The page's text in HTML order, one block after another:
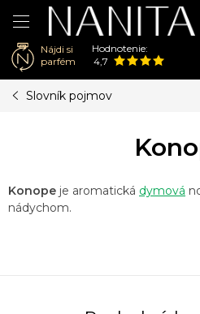
Nájdi si
parfém
Hodnotenie:
4,7
Slovník pojmov
Konope je aromatická dymová
nádychom.